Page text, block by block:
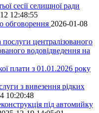
сесії селищної ради
12:48:55
обговорення 2026-01-08
централізованого
водовідведення на
плати з 01.01.2026 року
з вивезення рідких
10:20:48
під автомийку